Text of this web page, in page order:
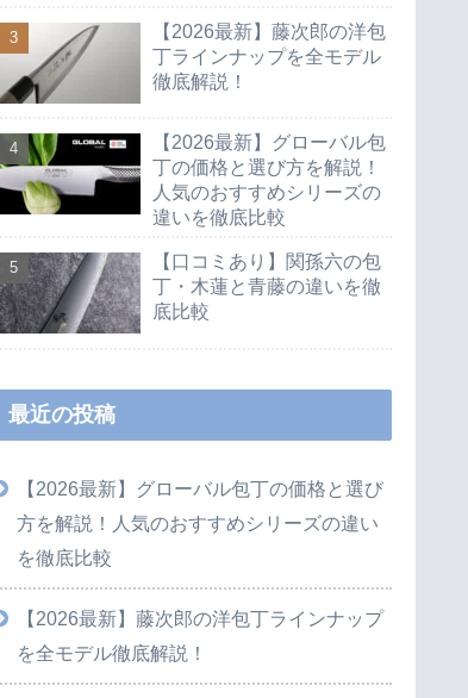
【2026最新】藤次郎の洋包
丁ラインナップを全モデル
徹底解説！
【2026最新】グローバル包
丁の価格と選び方を解説！
人気のおすすめシリーズの
違いを徹底比較
【口コミあり】関孫六の包
丁・木蓮と青藤の違いを徹
底比較
最近の投稿
【2026最新】グローバル包丁の価格と選び
方を解説！人気のおすすめシリーズの違い
を徹底比較
【2026最新】藤次郎の洋包丁ラインナップ
を全モデル徹底解説！